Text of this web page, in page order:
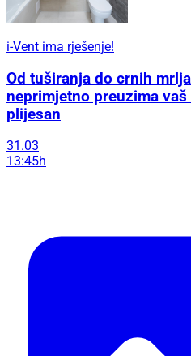
i-Vent ima rješenje!
Od tuširanja do crnih
neprimjetno preuzima
plijesan
31.03
13:45h